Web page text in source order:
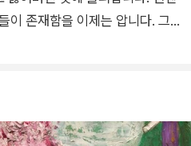
이 존재함을 이제는 압니다. 그러
과 고양이들》 장편소설 《사라